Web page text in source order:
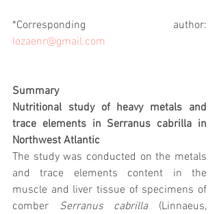
lozaenr@gmail.com
Summary
Nutritional study of heavy metals and
trace elements in Serranus cabrilla in
Northwest Atlantic
The study was conducted on the metals
and trace elements content in the
muscle and liver tissue of specimens of
comber Serranus cabrilla (Linnaeus,